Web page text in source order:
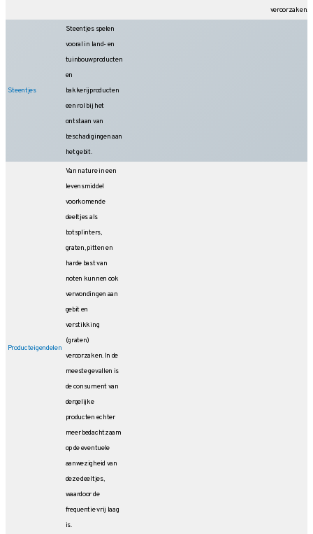
veroorzaken.
Steentjes
Steentjes spelen
vooral in land- en
tuin­bouwproducten
en
bakkerijproducten
een rol bij het
ontstaan van
beschadigingen aan
het gebit.
Producteigendelen
Van nature in een
levensmiddel
voorkomende
deeltjes als
botsplinters,
graten, pitten en
harde bast van
noten kunnen ook
verwondingen aan
gebit en
verstikking
(graten)
veroorzaken. In de
meeste gevallen is
de consument van
dergelijke
producten echter
meer bedachtzaam
op de eventuele
aanwezigheid van
deze deeltjes,
waardoor de
frequentie vrij laag
is.